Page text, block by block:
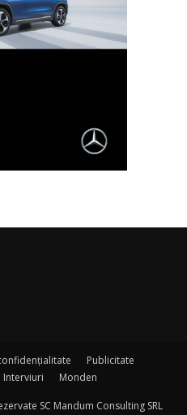
Publicitate
Interviuri Monden
SC Mandum Consulting SRL